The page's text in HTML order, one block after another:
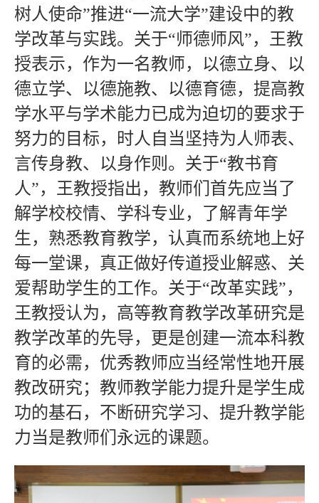
树人使命”推进“一流大学”建设中的教
学改革与实践。关于“师德师风”，王教
授表示，作为一名教师，以德立身、以
德立学、以德施教、以德育德，提高教
学水平与学术能力已成为迫切的要求于
努力的目标，时人自当坚持为人师表、
言传身教、以身作则。关于“教书育
人”，王教授指出，教师们首先应当了
解学校校情、学科专业，了解青年学
生，熟悉教育教学，认真而系统地上好
每一堂课，真正做好传道授业解惑、关
爱帮助学生的工作。关于“改革实践”，
王教授认为，高等教育教学改革研究是
教学改革的先导，更是创建一流本科教
育的必需，优秀教师应当经常性地开展
教改研究；教师教学能力提升是学生成
功的基石，不断研究学习、提升教学能
力当是教师们永远的课题。